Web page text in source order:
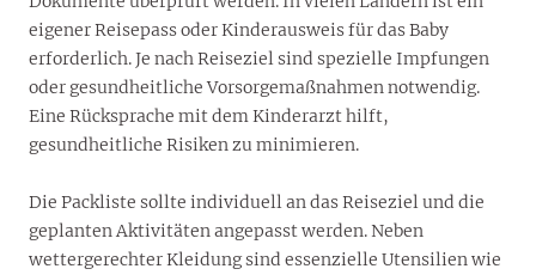
eigener Reisepass oder Kinderausweis für das Baby
erforderlich. Je nach Reiseziel sind spezielle Impfungen
oder gesundheitliche Vorsorgemaßnahmen notwendig.
Eine Rücksprache mit dem Kinderarzt hilft,
gesundheitliche Risiken zu minimieren.
Die Packliste sollte individuell an das Reiseziel und die
geplanten Aktivitäten angepasst werden. Neben
wettergerechter Kleidung sind essenzielle Utensilien wie